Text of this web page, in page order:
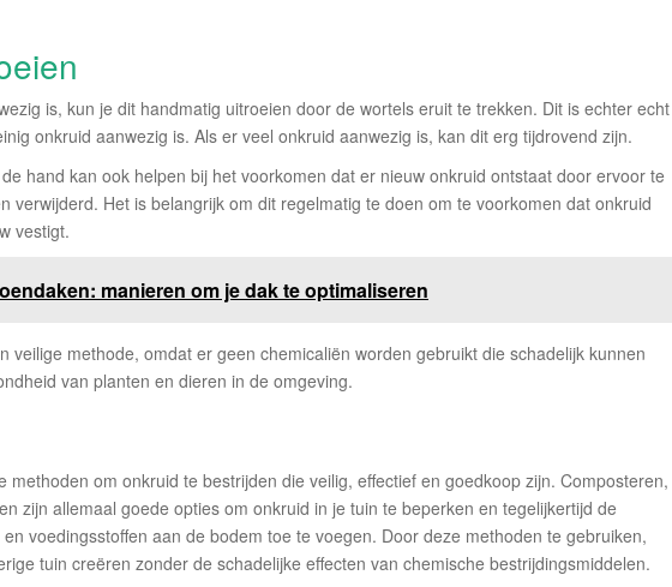
is, kun je dit handmatig uitroeien door de wortels eruit te trekken. Dit is echter echt
onkruid aanwezig is. Als er veel onkruid aanwezig is, kan dit erg tijdrovend zijn.
hand kan ook helpen bij het voorkomen dat er nieuw onkruid ontstaat door ervoor te
verwijderd. Het is belangrijk om dit regelmatig te doen om te voorkomen dat onkruid
vestigt.
manieren om je dak te optimaliseren
veilige methode, omdat er geen chemicaliën worden gebruikt die schadelijk kunnen
van planten en dieren in de omgeving.
methoden om onkruid te bestrijden die veilig, effectief en goedkoop zijn. Composteren,
zijn allemaal goede opties om onkruid in je tuin te beperken en tegelijkertijd de
voedingsstoffen aan de bodem toe te voegen. Door deze methoden te gebruiken,
tuin creëren zonder de schadelijke effecten van chemische bestrijdingsmiddelen.